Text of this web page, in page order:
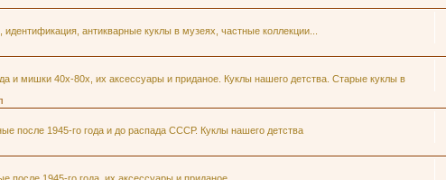
антикварные куклы в музеях, частные коллекции...
и мишки 40х-80х, их аксессуары и приданое. Куклы нашего детства. Старые куклы в
после 1945-го года и до распада СССР. Куклы нашего детства
1945-го года, их аксессуары и приданое